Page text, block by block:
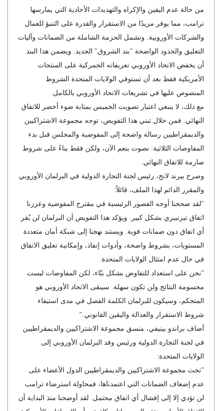
من حالة عدم اليقين والإكراه والتهديدات الأحادية التي يمارسها
ترامب، مما يوفر مزيدًا من الاستقرار والقدرة على التنبؤ للعمال
والشركات الأوروبية. وتشمل الحزمة الشاملة من الضمانات وآليات
التعليق والحدود الواضحة "بند الشروق" الجديد. ويضمن هذا البند
أن يخفض الاتحاد الأوروبي تعريفاته الجمركية على المنتجات
الأمريكية فقط بعد أن تستوفي الولايات المتحدة الشروط
المنصوص عليها في تشريعات الاتحاد الأوروبي بالكامل.
مع ذلك، لا ينبغي اعتبار تصويت الخميس بمثابة ضوء أخضر للاتفاق
النهائي. فمن خلال تبني هذا التفويض، توجه مجموعة الاشتراكيين
والديمقراطيين رسالة واضحة إلى المفوضية والمجلس قبل بدء
المفاوضات الثلاثية: نصوت بنعم الآن، ولكن فقط بناءً على شروط
صارمة للاتفاق النهائي.
وصرح بيرند لانج، رئيس لجنة التجارة الدولية في البرلمان الأوروبي
والمقرر الدائم لهذا الملف، قائلاً:
"لقد صححنا أوجه القصور الرئيسية في مقترح المفوضية وعززنا
اتفاق تيرنبيري بشكل كبير. ويؤكد هذا التفويض أن البرلمان لن يُقر
أي اتفاق دون ضمانات قوية. ويستند نهجنا إلى شبكة أمان متعددة
المستويات، بشروط واضحة، وأدوات إنفاذ، وإمكانية تعليق الاتفاق
في حال عدم امتثال الولايات المتحدة.
"نحن على استعداد للتفاوض بشكل بنّاء، لكن المفاوضات ليست
محسومة النتائج ولن تكون سهلة. سيبقى الاتحاد الأوروبي هو
المتحكم، وسيكون للبرلمان الكلمة الفصل في مدى استيفاء
شروط الاستقرار والعدالة واليقين القانوني."
أضاف براندو بينيفي، منسق مجموعة الاشتراكيين والديمقراطيين
في لجنة التجارة الدولية ورئيس وفد البرلمان الأوروبي إلى
الولايات المتحدة:
"تحث مجموعة الاشتراكيين والديمقراطيين الدول الأعضاء على
عدم إضعاف الضمانات التي اعتمدناها، فمحاولة استرضاء ترامب
لن تؤدي إلا إلى إفشال أي اتفاق محتمل. لقد أوضحنا منذ البداية أن